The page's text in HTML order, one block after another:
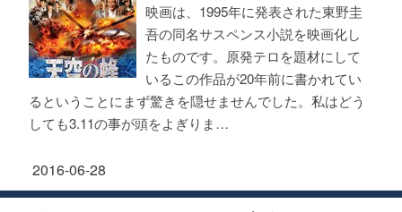
映画は、1995年に発表された東野圭
吾の同名サスペンス小説を映画化し
たものです。原発テロを題材にして
いるこの作品が20年前に書かれてい
るということにまず驚きを隠せませんでした。私はどう
しても3.11の事が頭をよぎりま…
2016-06-28